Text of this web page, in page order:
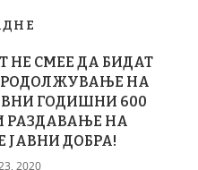
НЕ СМЕЕ ДА БИДАТ
НА
ГОДИШНИ 600
РАЗДАВАЊЕ НА
ЈАВНИ ДОБРА!
2020